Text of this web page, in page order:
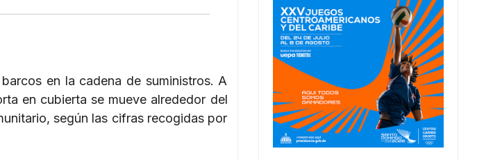
en la cadena de suministros. A
en cubierta se mueve alrededor del
según las cifras recogidas por